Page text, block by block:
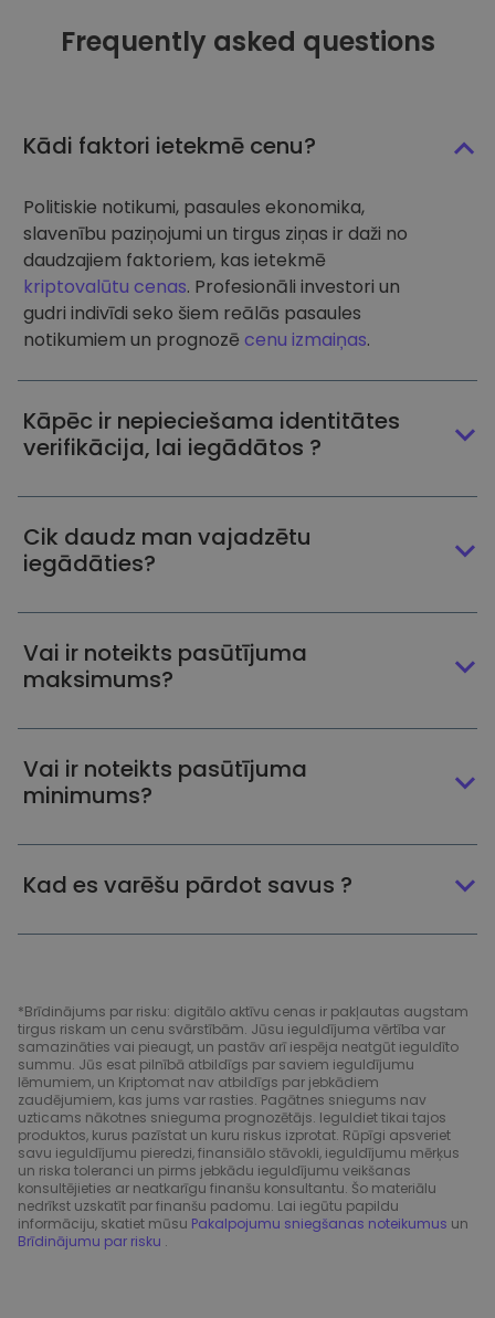
Frequently asked questions
Kādi faktori ietekmē cenu?
Politiskie notikumi, pasaules ekonomika,
slavenību paziņojumi un tirgus ziņas ir daži no
daudzajiem faktoriem, kas ietekmē
kriptovalūtu cenas. Profesionāli investori un
gudri indivīdi seko šiem reālās pasaules
notikumiem un prognozē cenu izmaiņas.
Kāpēc ir nepieciešama identitātes
verifikācija, lai iegādātos ?
Cik daudz man vajadzētu
iegādāties?
Vai ir noteikts pasūtījuma
maksimums?
Vai ir noteikts pasūtījuma
minimums?
Kad es varēšu pārdot savus ?
*Brīdinājums par risku: digitālo aktīvu cenas ir pakļautas augstam
tirgus riskam un cenu svārstībām. Jūsu ieguldījuma vērtība var
samazināties vai pieaugt, un pastāv arī iespēja neatgūt ieguldīto
summu. Jūs esat pilnībā atbildīgs par saviem ieguldījumu
lēmumiem, un Kriptomat nav atbildīgs par jebkādiem
zaudējumiem, kas jums var rasties. Pagātnes sniegums nav
uzticams nākotnes snieguma prognozētājs. Ieguldiet tikai tajos
produktos, kurus pazīstat un kuru riskus izprotat. Rūpīgi apsveriet
savu ieguldījumu pieredzi, finansiālo stāvokli, ieguldījumu mērķus
un riska toleranci un pirms jebkādu ieguldījumu veikšanas
konsultējieties ar neatkarīgu finanšu konsultantu. Šo materiālu
nedrīkst uzskatīt par finanšu padomu. Lai iegūtu papildu
informāciju, skatiet mūsu Pakalpojumu sniegšanas noteikumus un
Brīdinājumu par risku .